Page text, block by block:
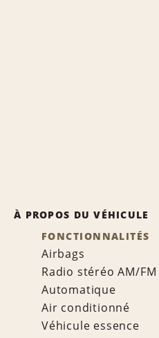
À PROPOS DU VÉHICULE
FONCTIONNALITÉS
Airbags
Radio stéréo AM/FM
Automatique
Air conditionné
Véhicule essence